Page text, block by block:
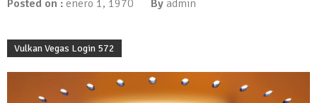
Posted on : enero 1, 1970 By admin
Vulkan Vegas Login 572